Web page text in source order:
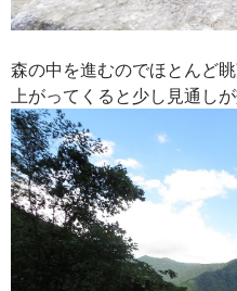
森の中を進むのでほとんど
上がってくると少し見通し